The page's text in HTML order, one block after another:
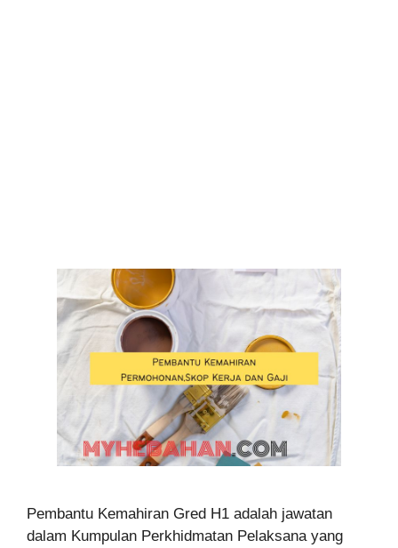
Pembantu Kemahiran Gred H1 adalah jawatan
dalam Kumpulan Perkhidmatan Pelaksana yang